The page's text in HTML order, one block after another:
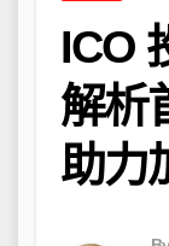
ICO
解析
助力